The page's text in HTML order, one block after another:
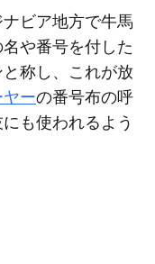
ビア地方で牛馬
や番号を付した
称し、これが放
ヤーの番号布の呼
も使われるよう